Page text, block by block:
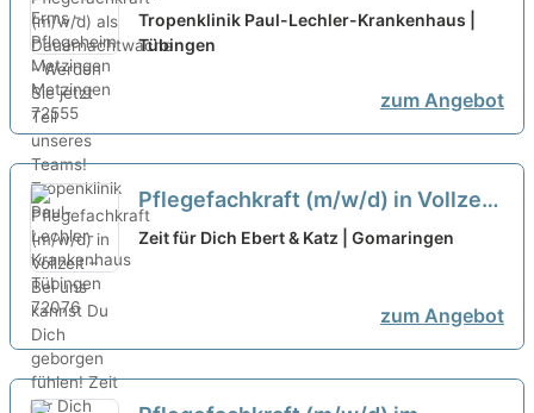
Dauernachtwache - Werden Sie
jetzt Teil unseres Teams!
Tropenklinik Paul-Lechler-Krankenhaus |
Tübingen
zum Angebot
Pflegefachkraft (m/w/d) in Vollzeit
– Bei uns kannst Du Dich geborgen
Zeit für Dich Ebert & Katz | Gomaringen
zum Angebot